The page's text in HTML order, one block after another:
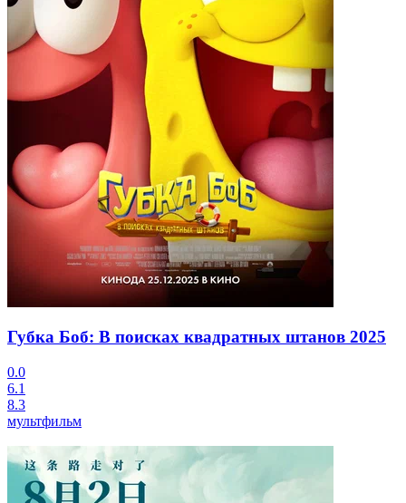
Губка Боб: В поисках квадратных штанов 2025
0.0
6.1
8.3
мультфильм